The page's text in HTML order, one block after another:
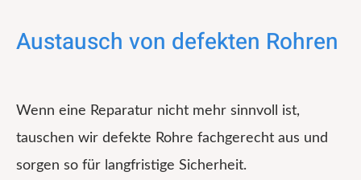
Austausch von defekten Rohren
Wenn eine Reparatur nicht mehr sinnvoll ist,
tauschen wir defekte Rohre fachgerecht aus und
sorgen so für langfristige Sicherheit.